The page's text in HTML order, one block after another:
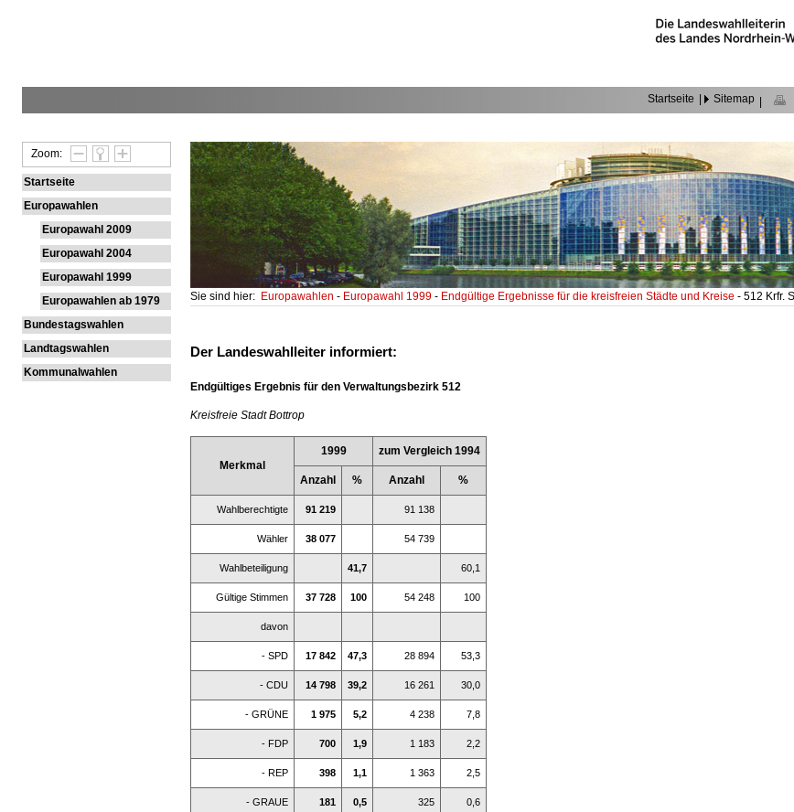
Startseite Sitemap
Zoom:
Startseite
Europawahlen
Europawahl 2009
Europawahl 2004
Europawahl 1999
Europawahlen ab 1979
Bundestagswahlen
Landtagswahlen
Kommunalwahlen
Sie sind hier: Europawahlen- Europawahl 1999- Endgültige Ergebnisse für die kreisfreien Städte und Kreise- 512 Krfr.
Der Landeswahlleiter informiert:
Endgültiges Ergebnis für den Verwaltungsbezirk 512
Kreisfreie Stadt Bottrop
Merkmal
1999 zum Vergleich 1994
Anzahl % Anzahl %
Wahlberechtigte 91 219 91 138
Wähler 38 077 54 739
Wahlbeteiligung 41,7 60,1
Gültige Stimmen 37 728 100 54 248 100
davon
- SPD 17 842 47,3 28 894 53,3
- CDU 14 798 39,2 16 261 30,0
- GRÜNE 1 975 5,2 4 238 7,8
- FDP 700 1,9 1 183 2,2
- REP 398 1,1 1 363 2,5
- GRAUE 181 0,5 325 0,6